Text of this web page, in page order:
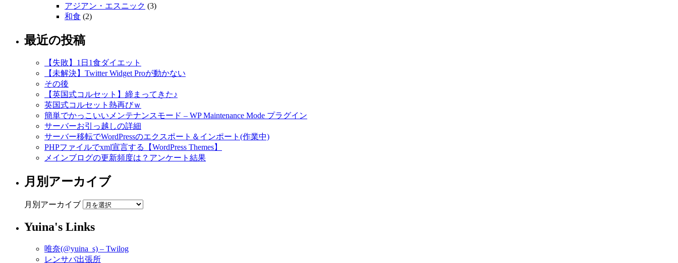
アジアン・エスニック (3)
和食 (2)
最近の投稿
【失敗】1日1食ダイエット
【未解決】Twitter Widget Proが動かない
その後
【英国式コルセット】締まってきた♪
英国式コルセット熱再びｗ
簡単でかっこいいメンテナンスモード – WP Maintenance Mode プラグイン
サーバーお引っ越しの詳細
サーバー移転でWordPressのエクスポート＆インポート(作業中)
PHPファイルでxml宣言する【WordPress Themes】
メインブログの更新頻度は？アンケート結果
月別アーカイブ
月別アーカイブ
Yuina's Links
唯奈(@yuina_s) – Twilog
レンサバ出張所